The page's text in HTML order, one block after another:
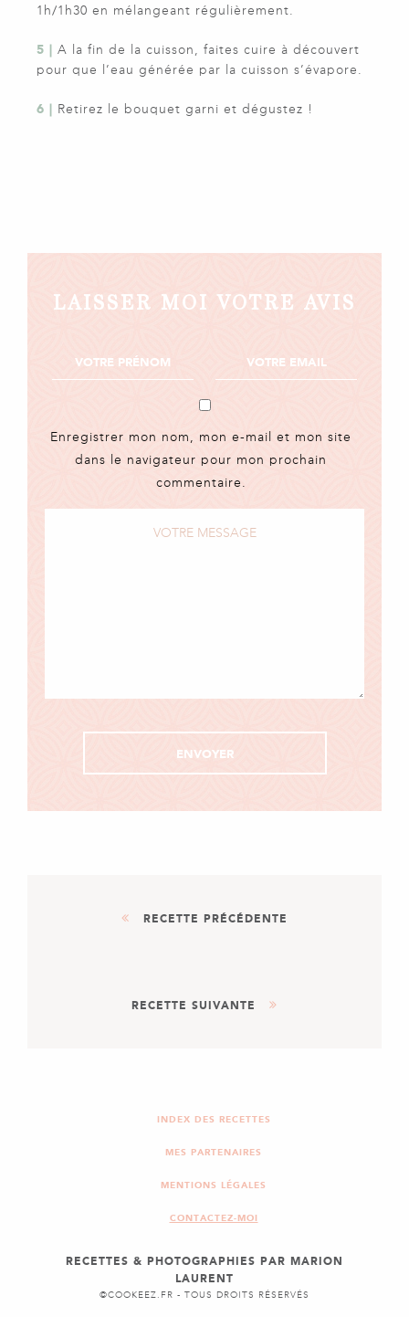
1h/1h30 en mélangeant régulièrement.
5 | A la fin de la cuisson, faites cuire à découvert
pour que l’eau générée par la cuisson s’évapore.
6 | Retirez le bouquet garni et dégustez !
LAISSER MOI VOTRE AVIS
Enregistrer mon nom, mon e-mail et mon site
dans le navigateur pour mon prochain
commentaire.
RECETTE PRÉCÉDENTE
PAIN COCOTTE AUX
RECETTE SUIVANTE
INDEX DES RECETTES
MES PARTENAIRES
MENTIONS LÉGALES
CONTACTEZ-MOI
RECETTES & PHOTOGRAPHIES PAR MARION
LAURENT
©COOKEEZ.FR - TOUS DROITS RÉSERVÉS